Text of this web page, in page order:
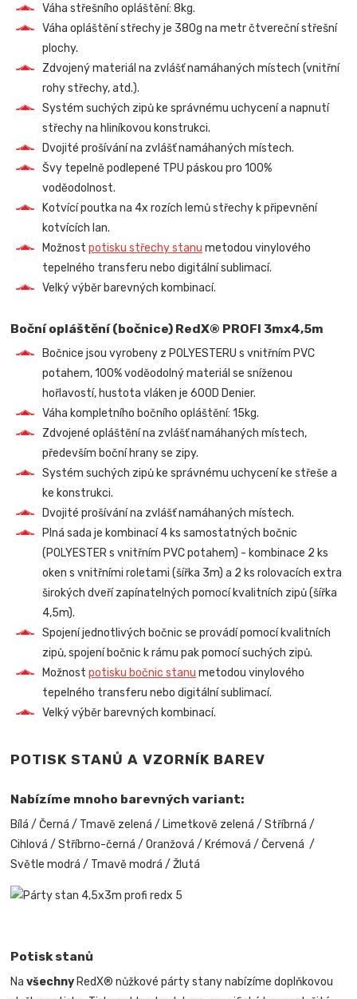
Váha střešního opláštění: 8kg.
Váha opláštění střechy je 380g na metr čtvereční střešní
plochy.
Zdvojený materiál na zvlášť namáhaných místech (vnitřní
rohy střechy, atd.).
Systém suchých zipů ke správnému uchycení a napnutí
střechy na hliníkovou konstrukci.
Dvojité prošívání na zvlášť namáhaných místech.
Švy tepelně podlepené TPU páskou pro 100%
voděodolnost.
Kotvící poutka na 4x rozích lemů střechy k připevnění
kotvících lan.
Možnostpotisku střechy stanu metodou vinylového
tepelného transferu nebo digitální sublimací.
Velký výběr barevných kombinací.
Boční opláštění (bočnice) RedX® PROFI 3mx4,5m
Bočnice jsou vyrobeny z POLYESTERU s vnitřním PVC
potahem, 100% voděodolný materiál se sníženou
hořlavostí, hustota vláken je 600D Denier.
Váha kompletního bočního opláštění: 15kg.
Zdvojené opláštění na zvlášť namáhaných místech,
především boční hrany se zipy.
Systém suchých zipů ke správnému uchycení ke střeše a
ke konstrukci.
Dvojité prošívání na zvlášť namáhaných místech.
Plná sada je kombinací 4 ks samostatných bočnic
(POLYESTER s vnitřním PVC potahem) - kombinace 2 ks
oken s vnitřními roletami (šířka 3m) a 2 ks rolovacích extra
širokých dveří zapínatelných pomocí kvalitních zipů (šířka
4,5m).
Spojení jednotlivých bočnic se provádí pomocí kvalitních
zipů, spojení bočnic k rámu pak pomocí suchých zipů.
Možnostpotisku bočnic stanu metodou vinylového
tepelného transferu nebo digitální sublimací.
Velký výběr barevných kombinací.
POTISK STANŮ A VZORNÍK BAREV
Nabízíme mnoho barevných variant:
Bílá / Černá / Tmavě zelená / Limetkově zelená / Stříbrná /
Cihlová / Stříbrno-černá / Oranžová / Krémová / Červená /
Světle modrá / Tmavě modrá / Žlutá
Potisk stanů
Navšechny RedX® nůžkové párty stany nabízíme doplňkovou